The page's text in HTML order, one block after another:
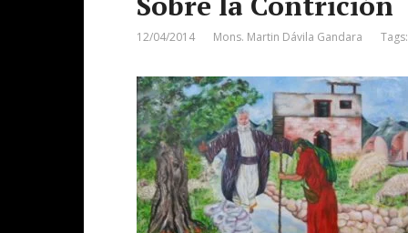
12/04/2014 Mons. Martin Dávila Gandara Tags: